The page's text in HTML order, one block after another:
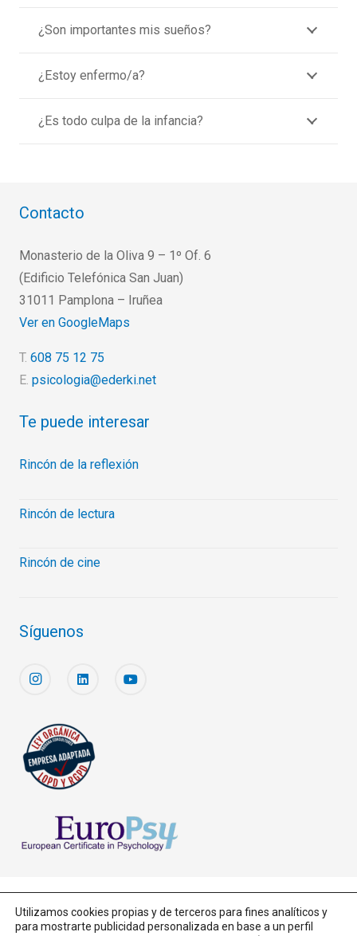
¿Son importantes mis sueños?
¿Estoy enfermo/a?
¿Es todo culpa de la infancia?
Contacto
Monasterio de la Oliva 9 – 1º Of. 6
(Edificio Telefónica San Juan)
31011 Pamplona – Iruñea
Ver en GoogleMaps
T. 608 75 12 75
E. psicologia@ederki.net
Te puede interesar
Rincón de la reflexión
Rincón de lectura
Rincón de cine
Síguenos
Aviso legal y Política de Cookies
Utilizamos cookies propias y de terceros para fines analíticos y
para mostrarte publicidad personalizada en base a un perfil